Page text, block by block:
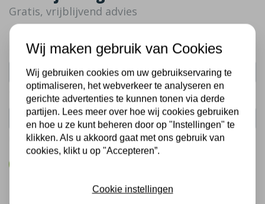
Gratis, vrijblijvend advies
Uw naam:
Telefoonnummer:
De gegevens die u hier verstrekt vallen onder onsprivacy statement
Wij maken gebruik van Cookies
Wij gebruiken cookies om uw gebruikservaring te
optimaliseren, het webverkeer te analyseren en
gerichte advertenties te kunnen tonen via derde
partijen. Lees meer over hoe wij cookies gebruiken
en hoe u ze kunt beheren door op "Instellingen" te
klikken. Als u akkoord gaat met ons gebruik van
cookies, klikt u op "Accepteren”.
Cookie instellingen